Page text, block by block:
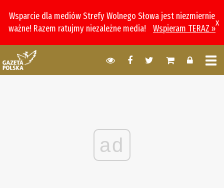
Wsparcie dla mediów Strefy Wolnego Słowa jest niezmiernie
ważne! Razem ratujmy niezależne media!
Wspieram TERAZ »
x
ad